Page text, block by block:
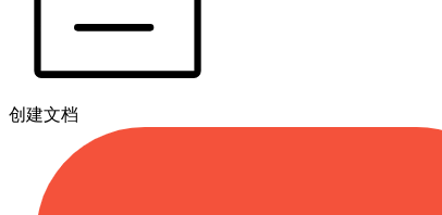
创建文档